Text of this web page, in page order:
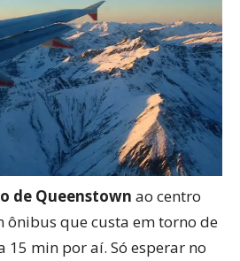
de Queenstown ao centro
ônibus que custa em torno de
15 min por aí. Só esperar no